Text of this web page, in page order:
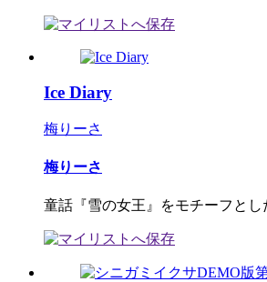
Ice Diary
梅りーさ
梅りーさ
童話『雪の女王』をモチーフと